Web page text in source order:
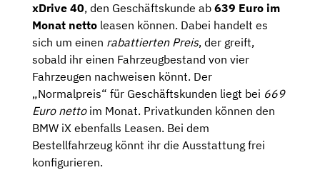
xDrive 40, den Geschäftskunde ab 639 Euro im
Monat netto leasen können. Dabei handelt es
sich um einen rabattierten Preis, der greift,
sobald ihr einen Fahrzeugbestand von vier
Fahrzeugen nachweisen könnt. Der
„Normalpreis“ für Geschäftskunden liegt bei 669
Euro nettoim Monat. Privatkunden können den
BMW iX ebenfalls Leasen. Bei dem
Bestellfahrzeug könnt ihr die Ausstattung frei
konfigurieren.